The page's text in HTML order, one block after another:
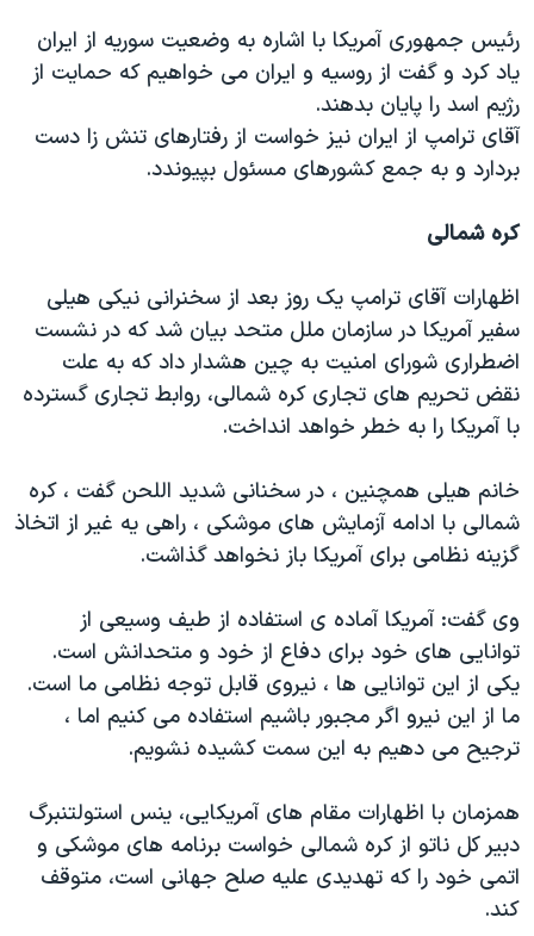
رئیس جمهوری آمریکا با اشاره به وضعیت سوریه از ایران
یاد کرد و گفت از روسیه و ایران می خواهیم که حمایت از
رژیم اسد را پایان بدهند.
آقای ترامپ از ایران نیز خواست از رفتارهای تنش زا دست
بردارد و به جمع کشورهای مسئول بپیوندد.
کره شمالی
اظهارات آقای ترامپ یک روز بعد از سخنرانی نیکی هیلی
سفیر آمریکا در سازمان ملل متحد بیان شد که در نشست
اضطراری شورای امنیت به چین هشدار داد که به علت
نقض تحریم های تجاری کره شمالی، روابط تجاری گسترده
با آمریکا را به خطر خواهد انداخت.
خانم هیلی همچنین ، در سخنانی شدید اللحن گفت ، کره
شمالی با ادامه آزمایش های موشکی ، راهی یه غیر از اتخاذ
گزینه نظامی برای آمریکا باز نخواهد گذاشت.
وی گفت: آمریکا آماده ی استفاده از طیف وسیعی از
توانایی های خود برای دفاع از خود و متحدانش است.
یکی از این توانایی ها ، نیروی قابل توجه نظامی ما است.
ما از این نیرو اگر مجبور باشیم استفاده می کنیم اما ،
ترجیح می دهیم به این سمت کشیده نشویم.
همزمان با اظهارات مقام های آمریکایی، ینس استولتنبرگ
دبیر کل ناتو از کره شمالی خواست برنامه های موشکی و
اتمی خود را که تهدیدی علیه صلح جهانی است، متوقف
کند.